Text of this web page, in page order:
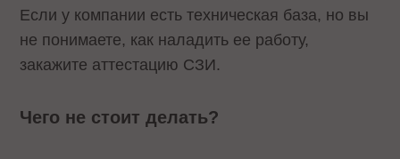
Если у компании есть техническая база, но вы
не понимаете, как наладить ее работу,
закажите аттестацию СЗИ.
Чего не стоит делать?